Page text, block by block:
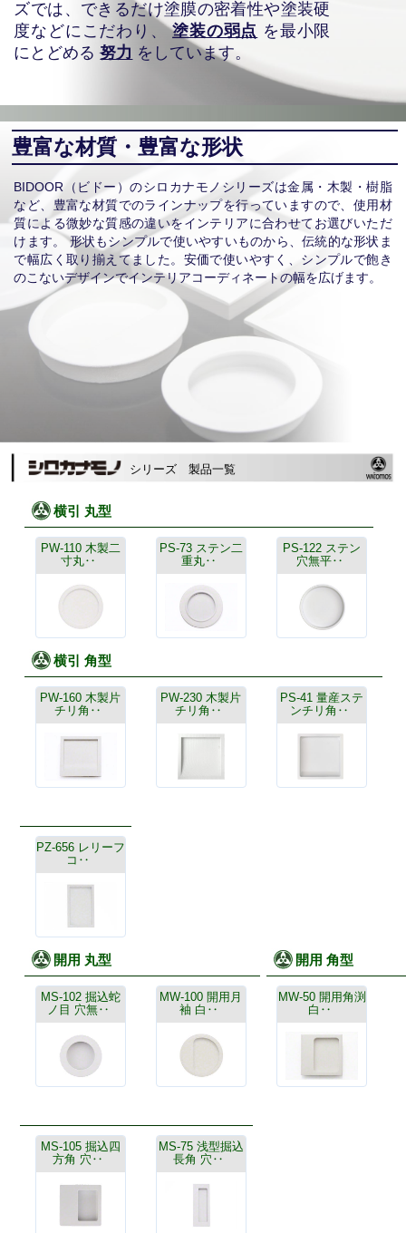
ズでは、できるだけ塗膜の密着性や塗装硬
度などにこだわり、塗装の弱点 を最小限
にとどめる努力 をしています。
豊富な材質・豊富な形状
BIDOOR（ビドー）のシロカナモノシリーズは金属・木製・樹脂
など、豊富な材質でのラインナップを行っていますので、使用材
質による微妙な質感の違いをインテリアに合わせてお選びいただ
けます。 形状もシンプルで使いやすいものから、伝統的な形状ま
で幅広く取り揃えてました。安価で使いやすく、シンプルで飽き
のこないデザインでインテリアコーディネートの幅を広げます。
シリーズ 製品一覧
横引 丸型
PW-110 木製二
寸丸‥
PS-73 ステン二
重丸‥
PS-122 ステン
穴無平‥
横引 角型
PW-160 木製片
チリ角‥
PW-230 木製片
チリ角‥
PS-41 量産ステ
ンチリ角‥
PZ-656 レリーフ
コ‥
開用 丸型
MS-102 掘込蛇
ノ目 穴無‥
MW-100 開用月
袖 白‥
開用 角型
MW-50 開用角渕
白‥
MS-105 掘込四
方角 穴‥
MS-75 浅型掘込
長角 穴‥